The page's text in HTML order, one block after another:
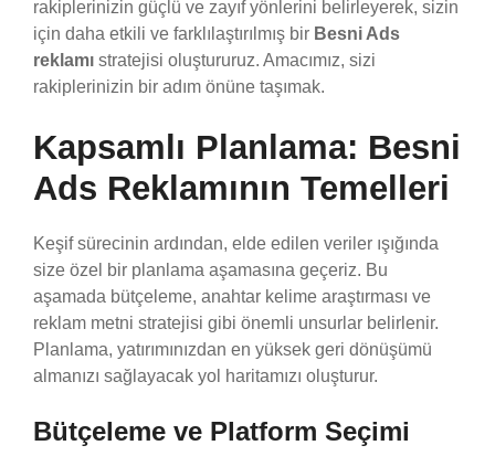
rakiplerinizin güçlü ve zayıf yönlerini belirleyerek, sizin
için daha etkili ve farklılaştırılmış bir Besni Ads
reklamı stratejisi oluştururuz. Amacımız, sizi
rakiplerinizin bir adım önüne taşımak.
Kapsamlı Planlama: Besni
Ads Reklamının Temelleri
Keşif sürecinin ardından, elde edilen veriler ışığında
size özel bir planlama aşamasına geçeriz. Bu
aşamada bütçeleme, anahtar kelime araştırması ve
reklam metni stratejisi gibi önemli unsurlar belirlenir.
Planlama, yatırımınızdan en yüksek geri dönüşümü
almanızı sağlayacak yol haritamızı oluşturur.
Bütçeleme ve Platform Seçimi